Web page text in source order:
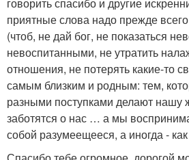
говорить спасибо и другие
приятные слова надо прежде
(чтоб, не дай бог, не показаться
невоспитанными, не утратить
отношения, не потерять какие-то
самым близким и родным: тем,
разными поступками делают нашу
заботятся о нас … а мы
собой разумеещееся, а иногда -